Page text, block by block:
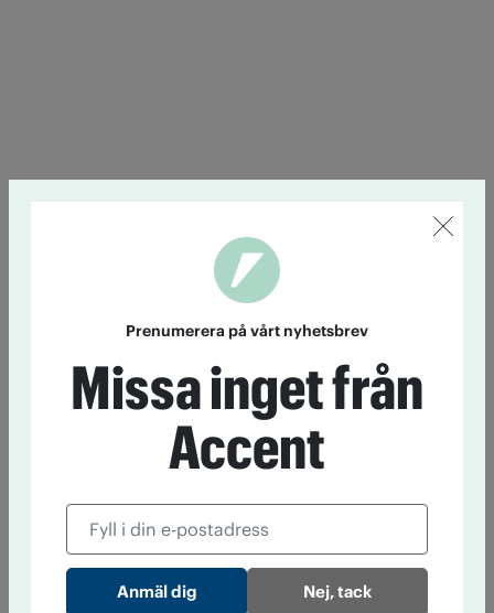
Prenumerera på vårt nyhetsbrev
Missa inget från
Accent
Nej, tack